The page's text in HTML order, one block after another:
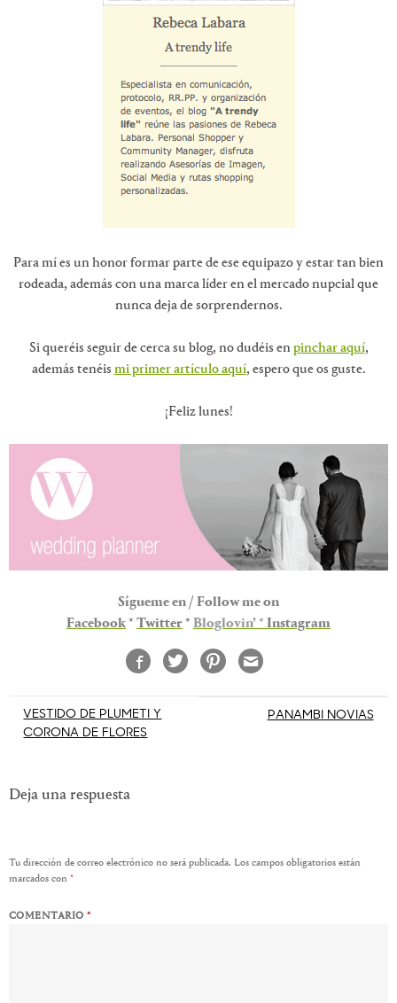
Para mí es un honor formar parte de ese equipazo y estar tan bien
rodeada, además con una marca líder en el mercado nupcial que
nunca deja de sorprendernos.
Si queréis seguir de cerca su blog, no dudéis enpinchar aquí,
además tenéis mi primer artículo aquí, espero que os guste.
¡Feliz lunes!
Sígueme en / Follow me on
Facebook* Twitter* Bloglovin’* Instagram
Navegación
de
VESTIDO DE PLUMETI Y
CORONA DE FLORES
PANAMBI NOVIAS
Deja una respuesta
Tu dirección de correo electrónico no será publicada. Los campos obligatorios están
marcados con *
COMENTARIO*